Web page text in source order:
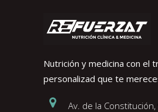
Nutrición y medicina con el
personalizad que te
Av. de la